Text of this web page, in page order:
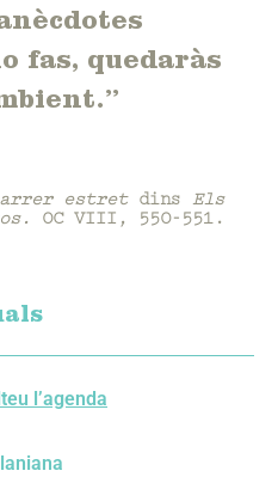
fas, quedaràs
estret dins Els
OC VIII, 550-551.
l’agenda